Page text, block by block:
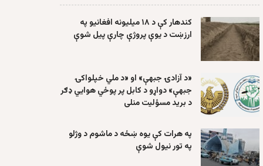
کندهار کې د ۱۸ میلیونه افغانیو په
ارزښت د یوې پروژې چارې پیل شوې
«د آزادۍ جبهې» او «د ملي خپلواکۍ
جبهې» دواړو د کابل پر پوځي هوايي ډګر
د برید مسؤلیت منلی
په هرات کې یوه ښځه د ماشوم د وژلو
په تور نیول شوې